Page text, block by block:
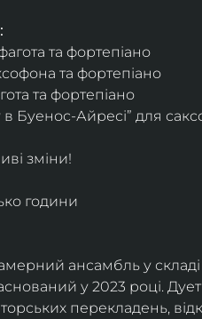
та фортепіано
та фортепіано
та фортепіано
Буенос-Айресі” для
зміни!
години
ансамбль у складі
у 2023 році.
перекладень,